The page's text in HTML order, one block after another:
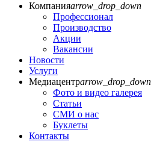
Компанияarrow_drop_down
Профессионал
Производство
Акции
Вакансии
Новости
Услуги
Медиацентрarrow_drop_down
Фото и видео галерея
Статьи
СМИ о нас
Буклеты
Контакты